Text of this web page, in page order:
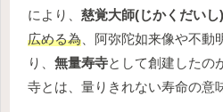
により、 慈覚大師(じかくだいし)
広める為 、阿弥陀如来像や不
り、 無量寿寺として創建した
寺とは、量りきれない寿命の意